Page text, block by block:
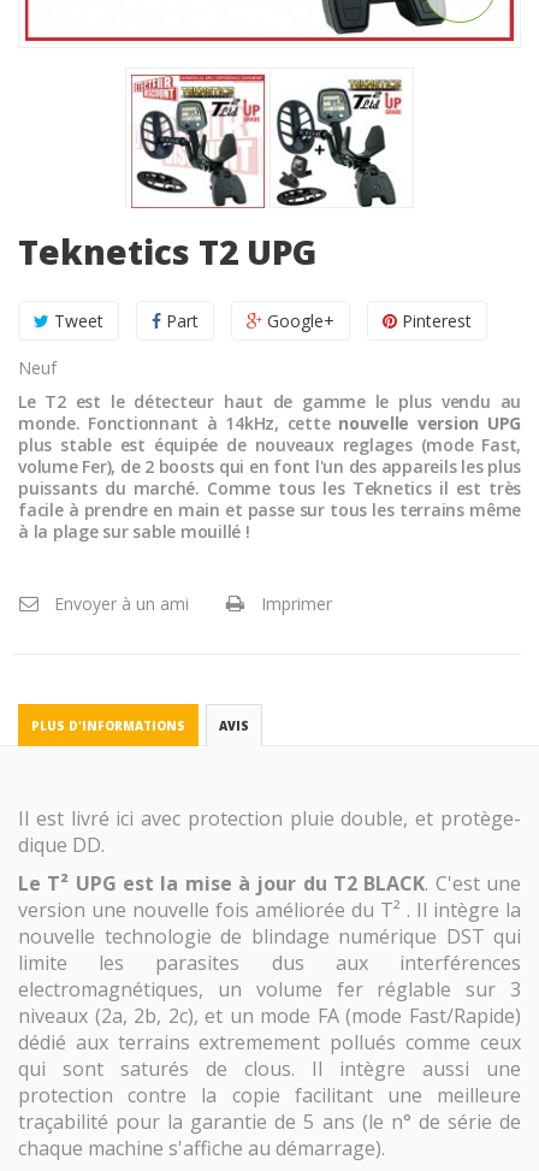
Teknetics T2 UPG
Tweet Part Google+ Pinterest
Neuf
Le T2 est le détecteur haut de gamme le plus vendu au
monde. Fonctionnant à 14kHz, cettenouvelle version UPG
plus stable est équipée de nouveaux reglages (mode Fast,
volume Fer), de 2 boosts qui en font l'un des appareils les plus
puissants du marché. Comme tous les Teknetics il est très
facile à prendre en main et passe sur tous les terrains même
à la plage sur sable mouillé !
Envoyer à un ami Imprimer
PLUS D'INFORMATIONS AVIS
Il est livré ici avec protection pluie double, et protège-
dique DD.
Le T² UPG est la mise à jour du T2 BLACK. C'est une
version une nouvelle fois améliorée du T² . Il intègre la
nouvelle technologie de blindage numérique DST qui
limite les parasites dus aux interférences
electromagnétiques, un volume fer réglable sur 3
niveaux (2a, 2b, 2c), et un mode FA (mode Fast/Rapide)
dédié aux terrains extremement pollués comme ceux
qui sont saturés de clous. Il intègre aussi une
protection contre la copie facilitant une meilleure
traçabilité pour la garantie de 5 ans (le n° de série de
chaque machine s'affiche au démarrage).